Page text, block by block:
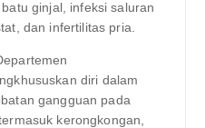
ginjal, infeksi saluran
dan infertilitas pria.
diri dalam
gangguan pada
kerongkongan,